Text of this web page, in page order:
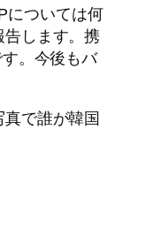
については何
告します。携
。今後もバ
で誰が韓国